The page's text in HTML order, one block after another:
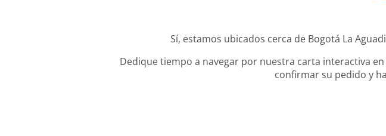
Sí, estamos ubicados cerca de Bogotá La
Dedique tiempo a navegar por nuestra carta interactiva
confirmar su pedido y